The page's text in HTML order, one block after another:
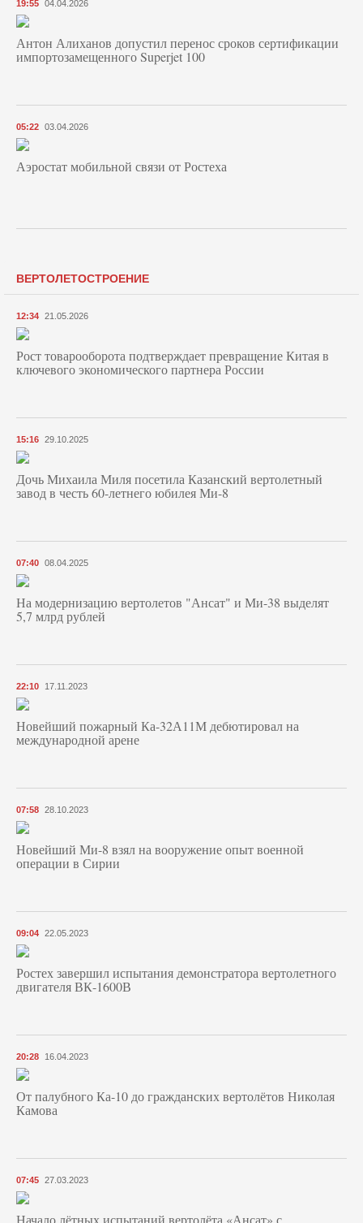
19:55 04.04.2026
Антон Алиханов допустил перенос сроков сертификации
импортозамещенного Superjet 100
05:22 03.04.2026
Аэростат мобильной связи от Ростеха
ВЕРТОЛЕТОСТРОЕНИЕ
12:34 21.05.2026
Рост товарооборота подтверждает превращение Китая в
ключевого экономического партнера России
15:16 29.10.2025
Дочь Михаила Миля посетила Казанский вертолетный
завод в честь 60-летнего юбилея Ми-8
07:40 08.04.2025
На модернизацию вертолетов "Ансат" и Ми-38 выделят
5,7 млрд рублей
22:10 17.11.2023
Новейший пожарный Ка-32А11М дебютировал на
международной арене
07:58 28.10.2023
Новейший Ми-8 взял на вооружение опыт военной
операции в Сирии
09:04 22.05.2023
Ростех завершил испытания демонстратора вертолетного
двигателя ВК-1600В
20:28 16.04.2023
От палубного Ка-10 до гражданских вертолётов Николая
Камова
07:45 27.03.2023
Начало лётных испытаний вертолёта «Ансат» с